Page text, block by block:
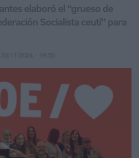
elaboró el “grueso de
Socialista ceutí” para
30/11/2024 - 19:50